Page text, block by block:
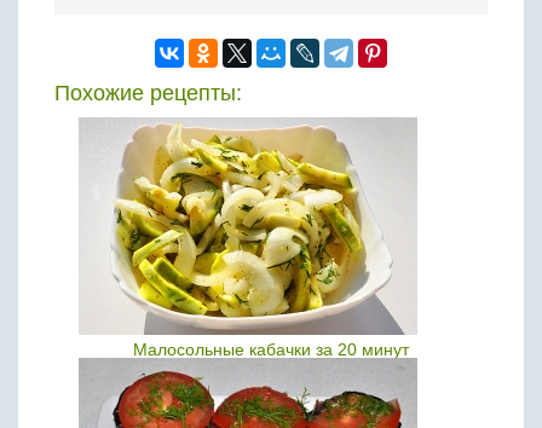
Похожие рецепты:
Малосольные кабачки за 20 минут